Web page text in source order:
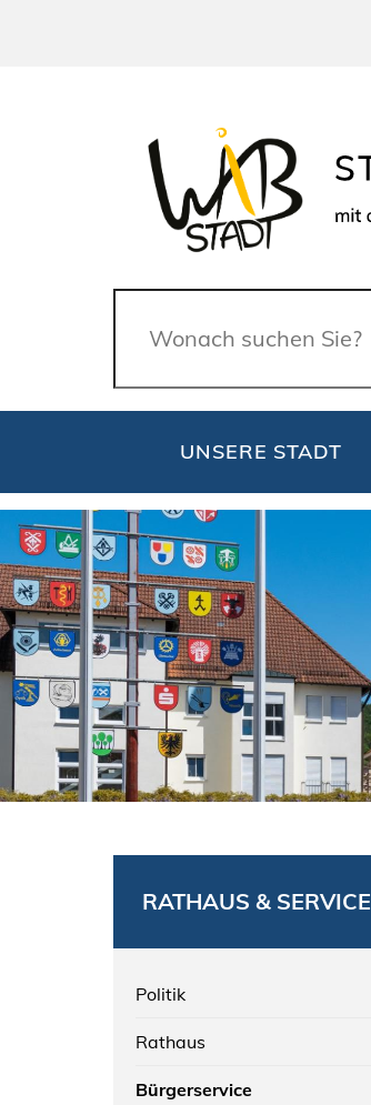
Suche
UNSERE STADT
RATHAUS & SERVICE
Politik
Rathaus
Bürgerservice